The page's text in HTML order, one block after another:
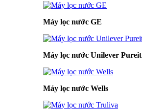
Máy lọc nước GE
Máy lọc nước Unilever Pureit
Máy lọc nước Wells